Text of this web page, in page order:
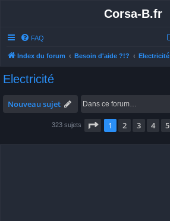
Corsa-B.fr
FAQ
Index du forum Besoin d'aide ?!? Electricité
Electricité
Nouveau sujet
323 sujets Page 1sur13
1 2 3 4 5